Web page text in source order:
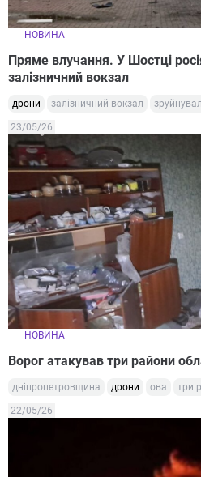
НОВИНА
Пряме влучання. У Шостці
залізничний вокзал
дрони залізничний вокзал
23/05/26
НОВИНА
Ворог атакував три райони
дніпропетровщина дрони ова три
22/05/26